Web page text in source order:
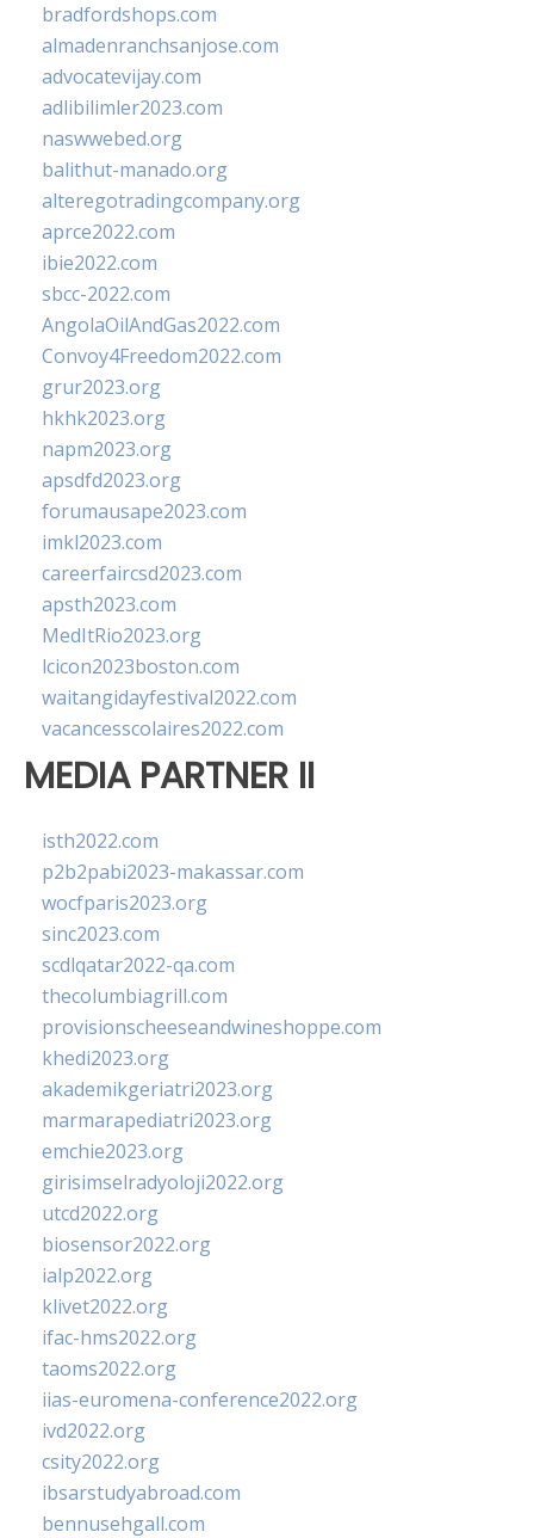
bradfordshops.com
almadenranchsanjose.com
advocatevijay.com
adlibilimler2023.com
naswwebed.org
balithut-manado.org
alteregotradingcompany.org
aprce2022.com
ibie2022.com
sbcc-2022.com
AngolaOilAndGas2022.com
Convoy4Freedom2022.com
grur2023.org
hkhk2023.org
napm2023.org
apsdfd2023.org
forumausape2023.com
imkl2023.com
careerfaircsd2023.com
apsth2023.com
MedItRio2023.org
lcicon2023boston.com
waitangidayfestival2022.com
vacancesscolaires2022.com
MEDIA PARTNER II
isth2022.com
p2b2pabi2023-makassar.com
wocfparis2023.org
sinc2023.com
scdlqatar2022-qa.com
thecolumbiagrill.com
provisionscheeseandwineshoppe.com
khedi2023.org
akademikgeriatri2023.org
marmarapediatri2023.org
emchie2023.org
girisimselradyoloji2022.org
utcd2022.org
biosensor2022.org
ialp2022.org
klivet2022.org
ifac-hms2022.org
taoms2022.org
iias-euromena-conference2022.org
ivd2022.org
csity2022.org
ibsarstudyabroad.com
bennusehgall.com